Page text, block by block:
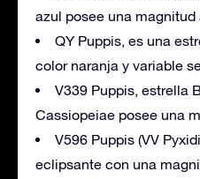
azul posee una magnitud
QY Puppis, es una
color naranja y variable
V339 Puppis, estrella
Cassiopeiae posee una
V596 Puppis (VV
eclipsante con una